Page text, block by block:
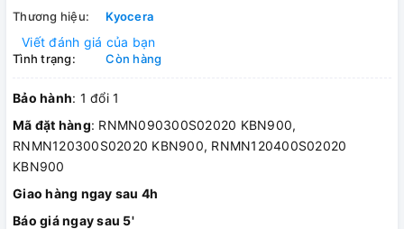
Thương hiệu:
Kyocera
Viết đánh giá của bạn
Tình trạng: Còn hàng
Bảo hành: 1 đổi 1
Mã đặt hàng: RNMN090300S02020 KBN900,
RNMN120300S02020 KBN900, RNMN120400S02020
KBN900
Giao hàng ngay sau 4h
Báo giá ngay sau 5'